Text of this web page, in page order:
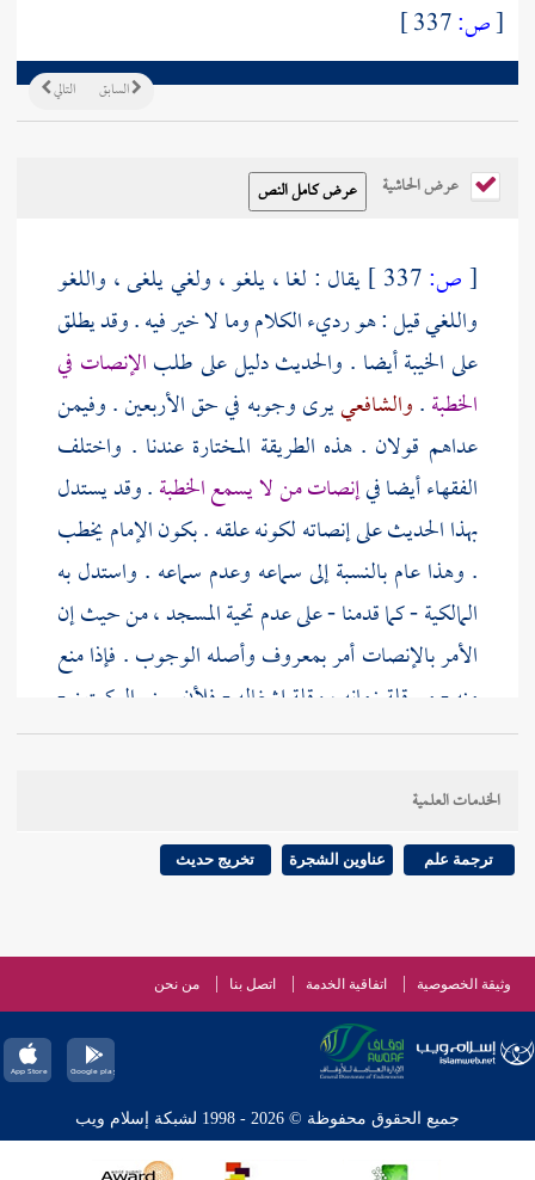
[ص:
التالي السابق
عرض الحاشية
[ص:
يقال : لغا ، يلغو ، ولغي يلغى ، واللغو
واللغي قيل : هو رديء الكلام وما لا خير فيه . وقد يطلق
على الخيبة أيضا . والحديث دليل على طلبالإنصات في
الخطبة.والشافعييرى وجوبه في حق الأربعين . وفيمن
عداهم قولان . هذه الطريقة المختارة عندنا . واختلف
الفقهاء أيضا فيإنصات من لا يسمع الخطبة. وقد يستدل
بهذا الحديث على إنصاته لكونه علقه . بكون الإمام يخطب
. وهذا عام بالنسبة إلى سماعه وعدم سماعه . واستدل به
المالكية - كما قدمنا - على عدم تحية المسجد ، من حيث إن
الأمر بالإنصات أمر بمعروف وأصله الوجوب . فإذا منع
منه - مع قلة زمانه ، وقلة إشغاله - فلأن يمنع الركعتين -
مع كونهما سنة ، وطول الاشتغال ، وطول الزمان بهما أولى
. وهذا قد تقدم والله أعلم .
الخدمات العلمية
ترجمة علم عناوين الشجرة تخريج حديث
وثيقة الخصوصية اتفاقية الخدمة اتصل بنا من نحن
جميع الحقوق محفوظة © 2026 - 1998 لشبكة إسلام ويب